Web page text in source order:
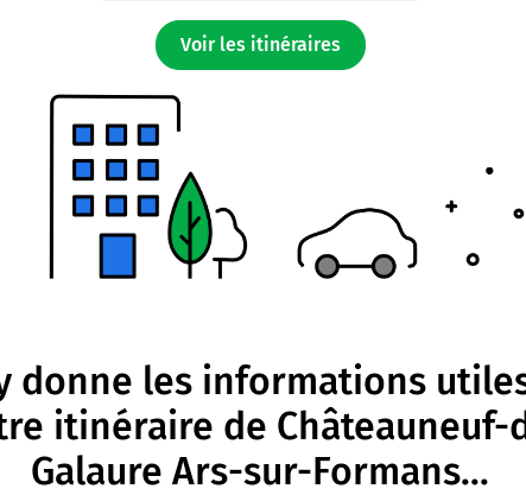
Voir les itinéraires
donne les informations
itinéraire de Châteauneuf-
Galaure Ars-sur-Formans...